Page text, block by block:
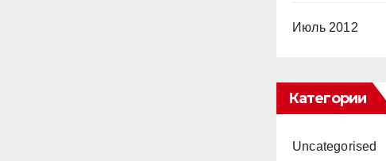
Июль 2012
Категории
Uncategorised